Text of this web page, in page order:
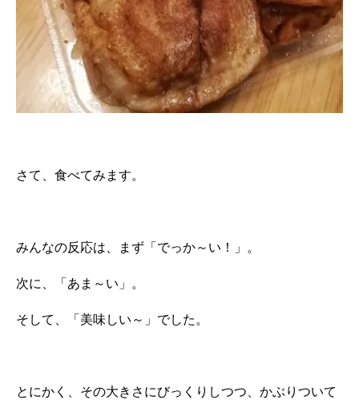
さて、食べてみます。
みんなの反応は、まず「でっか～い！」。
次に、「あま～い」。
そして、「美味しい～」でした。
とにかく、その大きさにびっくりしつつ、かぶりついて